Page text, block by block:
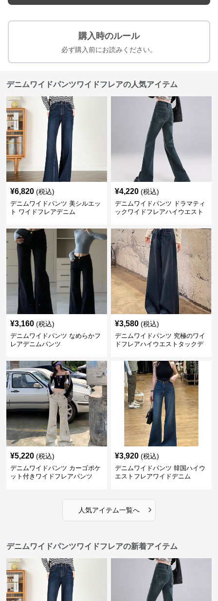
購入時のルール
必ず購入前にお読みください。
デニムワイドパンツワイドフレアの人気アイテム
¥6,820 (税込)
デニムワイドパンツ 美シルエッ
ト ワイドフレアデニム
¥4,220 (税込)
デニムワイドパンツ ドラマティ
ックワイドフレアハイウエスト
¥3,160 (税込)
デニムワイドパンツ なめらかフ
レアデニムパンツ
¥3,580 (税込)
デニムワイドパンツ 究極のワイ
ドフレアハイウエストタックデ
¥5,220 (税込)
デニムワイドパンツ カーゴポケ
ット付きワイドフレアパンツ
¥3,920 (税込)
デニムワイドパンツ 韓国ハイウ
エストフレアワイドデニム
人気アイテム一覧へ ›
デニムワイドパンツワイドフレアの新着アイテム